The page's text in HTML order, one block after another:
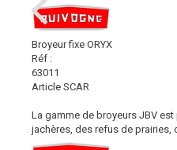
Broyeur fixe ORYX
Réf :
63011
Article SCAR
La gamme de broyeurs JBV
jachères, des refus de prairies,